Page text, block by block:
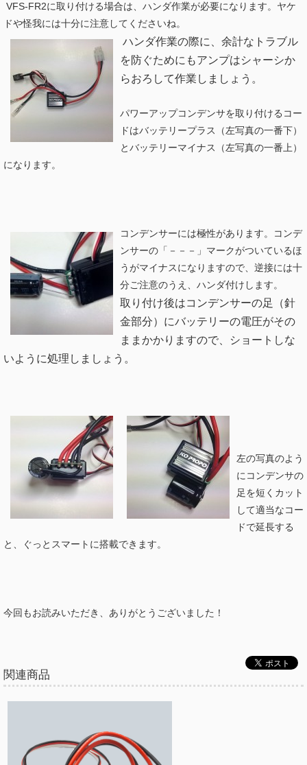
VFS-FR2に取り付ける場合は、ハンダ作業が必要になります。ヤケ
ドや怪我には十分に注意してくださいね。
ハンダ作業の際に、余計なトラブル
を防ぐためにもアンプはシャーシか
らおろして作業しましょう。
パワーアップコンデンサを取り付けるコー
ドはバッテリープラス（左写真の一番下）
とバッテリーマイナス（左写真の一番上）
になります。
コンデンサーには極性があります。コンデ
ンサーの「－－－」マークがついているほ
うがマイナスになりますので、逆接には十
分ご注意のうえ、ハンダ付けします。
取り付け後はコンデンサーの足（針
金部分）にバッテリーの電圧がその
ままかかりますので、ショートしな
いように処理しましょう。
左の写真のよう
にコンデンサの
足を短くカット
して適当なコー
ドで延長する
と、ぐっとスマートに搭載できます。
今回もお読みいただき、ありがとうございました！
関連商品